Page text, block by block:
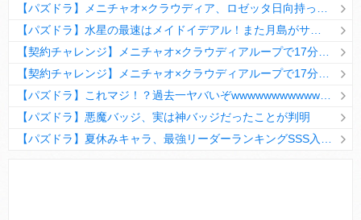
【パズドラ】悪魔バッジ、実は神バッジだったことが判明